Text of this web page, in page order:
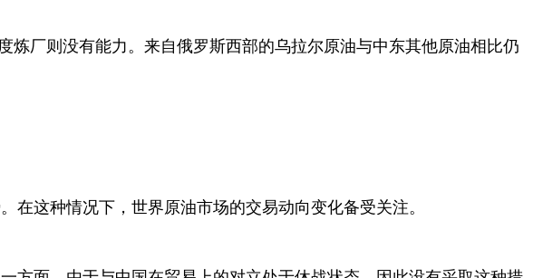
厂则没有能力。来自俄罗斯西部的乌拉尔原油与中东其他原油相比仍
这种情况下，世界原油市场的交易动向变化备受关注。